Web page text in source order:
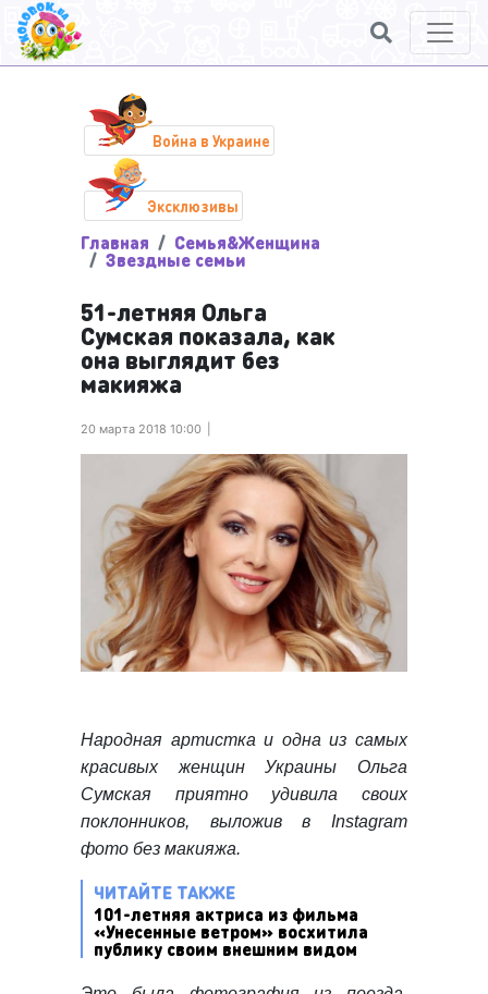
Война в Украине
Эксклюзивы
Главная Семья&Женщина
Звездные семьи
51-летняя Ольга
Сумская показала, как
она выглядит без
макияжа
20 марта 2018 10:00
Народная артистка и одна из самых
красивых женщин Украины Ольга
Сумская приятно удивила своих
поклонников, выложив в Instagram
фото без макияжа.
ЧИТАЙТЕ ТАКЖЕ
101-летняя актриса из фильма
«Унесенные ветром» восхитила
публику своим внешним видом